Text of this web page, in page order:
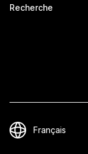
Recherche